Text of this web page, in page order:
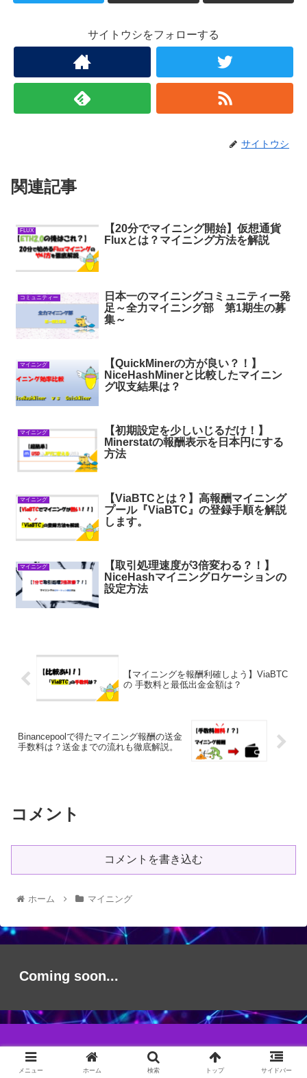
サイトウシをフォローする
サイトウシ
関連記事
FLUX
【20分でマイニング開始】仮想通貨
Fluxとは？マイニング方法を解説
コミュニティー
日本一のマイニングコミュニティー発
足～全力マイニング部 第1期生の募
集～
マイニング
【QuickMinerの方が良い？！】
NiceHashMinerと比較したマイニン
グ収支結果は？
マイニング
【初期設定を少しいじるだけ！】
Minerstatの報酬表示を日本円にする
方法
マイニング
【ViaBTCとは？】高報酬マイニング
プール『ViaBTC』の登録手順を解説
します。
マイニング
【取引処理速度が3倍変わる？！】
NiceHashマイニングロケーションの
設定方法
【マイニングを報酬利確しよう】ViaBTC
の 手数料と最低出金金額は？
Binancepoolで得たマイニング報酬の送金
手数料は？送金までの流れも徹底解説。
コメント
コメントを書き込む
ホーム マイニング
Coming soon...
© 2021 Crypto BLOG.
メニュー ホーム 検索 トップ サイドバー